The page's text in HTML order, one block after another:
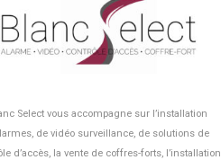
Select vous accompagne sur l’installation
de vidéo surveillance, de solutions de
d’accès, la vente de coffres-forts, l’installation